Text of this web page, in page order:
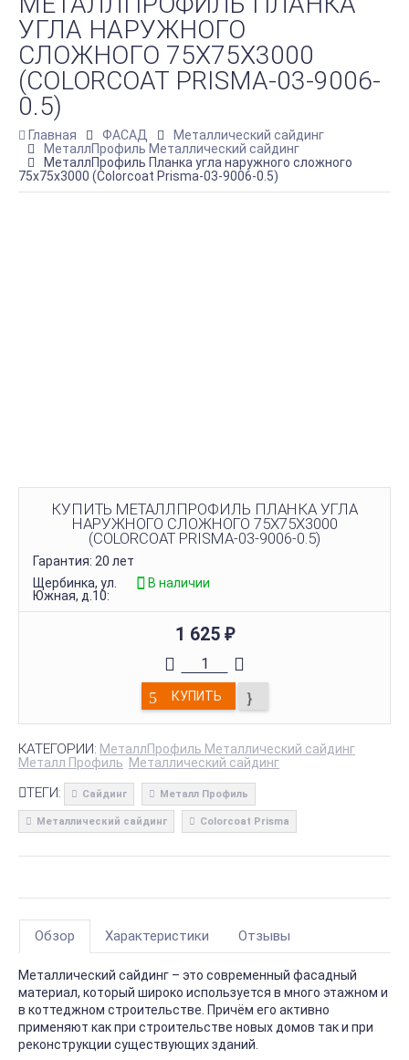
УГЛА НАРУЖНОГО
СЛОЖНОГО 75Х75Х3000
(COLORCOAT PRISMA-03-9006-
0.5)
Главная ФАСАД
Металлический сайдинг
МеталлПрофиль Металлический сайдинг
МеталлПрофиль Планка угла наружного сложного
75х75х3000 (Colorcoat Prisma-03-9006-0.5)
КУПИТЬ МЕТАЛЛПРОФИЛЬ ПЛАНКА УГЛА
НАРУЖНОГО СЛОЖНОГО 75Х75Х3000
(COLORCOAT PRISMA-03-9006-0.5)
Гарантия: 20 лет
Щербинка, ул.
Южная, д.10:
В наличии
1 625 ₽
КУПИТЬ
КАТЕГОРИИ: МеталлПрофиль Металлический сайдинг
Металл Профиль Металлический сайдинг
ТЕГИ: Сайдинг Металл Профиль
Металлический сайдинг Colorcoat Prisma
Обзор Характеристики Отзывы
Металлический сайдинг – это современный фасадный
материал, который широко используется в много этажном и
в коттеджном строительстве. Причём его активно
применяют как при строительстве новых домов так и при
реконструкции существующих зданий.